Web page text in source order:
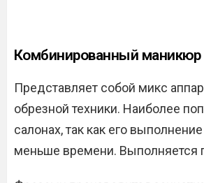
Комбинированный маникюр
Представляет собой микс
обрезной техники. Наиболее
салонах, так как его
меньше времени. Выполняется